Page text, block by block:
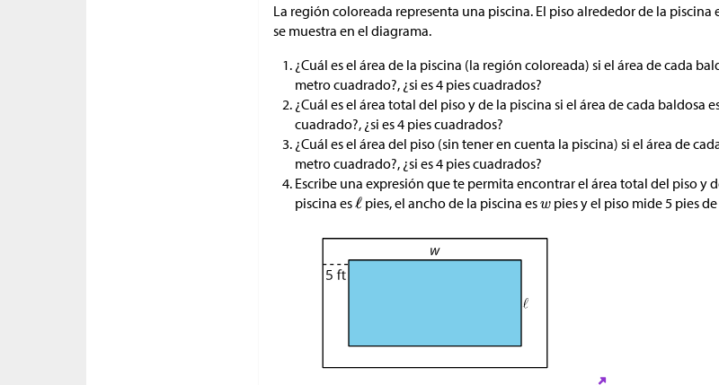
La región coloreada representa una piscina. El piso alrededor de la
se muestra en el diagrama.
¿Cuál es el área de la piscina (la región coloreada) si el área de cada
metro cuadrado?, ¿si es 4 pies cuadrados?
¿Cuál es el área total del piso y de la piscina si el área de cada baldosa
cuadrado?, ¿si es 4 pies cuadrados?
¿Cuál es el área del piso (sin tener en cuenta la piscina) si el área de
metro cuadrado?, ¿si es 4 pies cuadrados?
Escribe una expresión que te permita encontrar el área total del piso y
piscina es pies, el ancho de la piscina es pies y el piso mide 5 pies